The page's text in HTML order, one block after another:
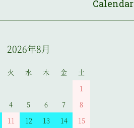
Calendar
2026年8月
火 水 木 金
土
1
4
5 6 7
8
11
12 13 14
15